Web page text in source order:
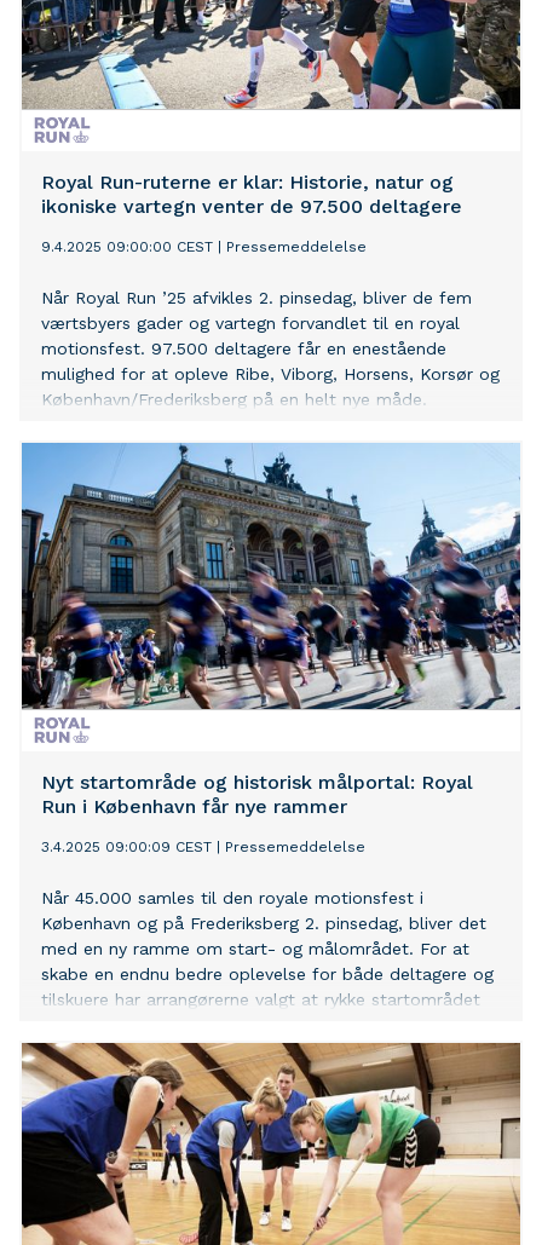
Royal Run-ruterne er klar: Historie, natur og
ikoniske vartegn venter de 97.500 deltagere
9.4.2025 09:00:00 CEST Pressemeddelelse
Når Royal Run ’25 afvikles 2. pinsedag, bliver de fem
værtsbyers gader og vartegn forvandlet til en royal
motionsfest. 97.500 deltagere får en enestående
mulighed for at opleve Ribe, Viborg, Horsens, Korsør og
København/Frederiksberg på en helt nye måde.
Nyt startområde og historisk målportal: Royal
Run i København får nye rammer
3.4.2025 09:00:09 CEST Pressemeddelelse
Når 45.000 samles til den royale motionsfest i
København og på Frederiksberg 2. pinsedag, bliver det
med en ny ramme om start- og målområdet. For at
skabe en endnu bedre oplevelse for både deltagere og
tilskuere har arrangørerne valgt at rykke startområdet
og historisk kulisse.